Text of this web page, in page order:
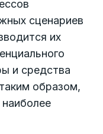
сценариев
их
и средства
образом,